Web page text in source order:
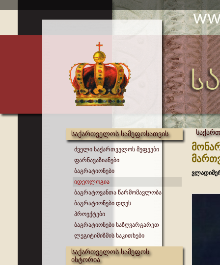
საქართველოს სამეფოსათვის
ძველი საქართველოს მეფეები
ფარნავაზიანები
ბაგრატიონები
იდეოლოგია
ბაგრატოვანთა წარმომავლობა
ბაგრატიონები დღეს
პროექტები
ბაგრატიონები საზღვარგარეთ
ლეგიტიმიზმის საკითხები
საქართველოს სამეფოს
ისტორია